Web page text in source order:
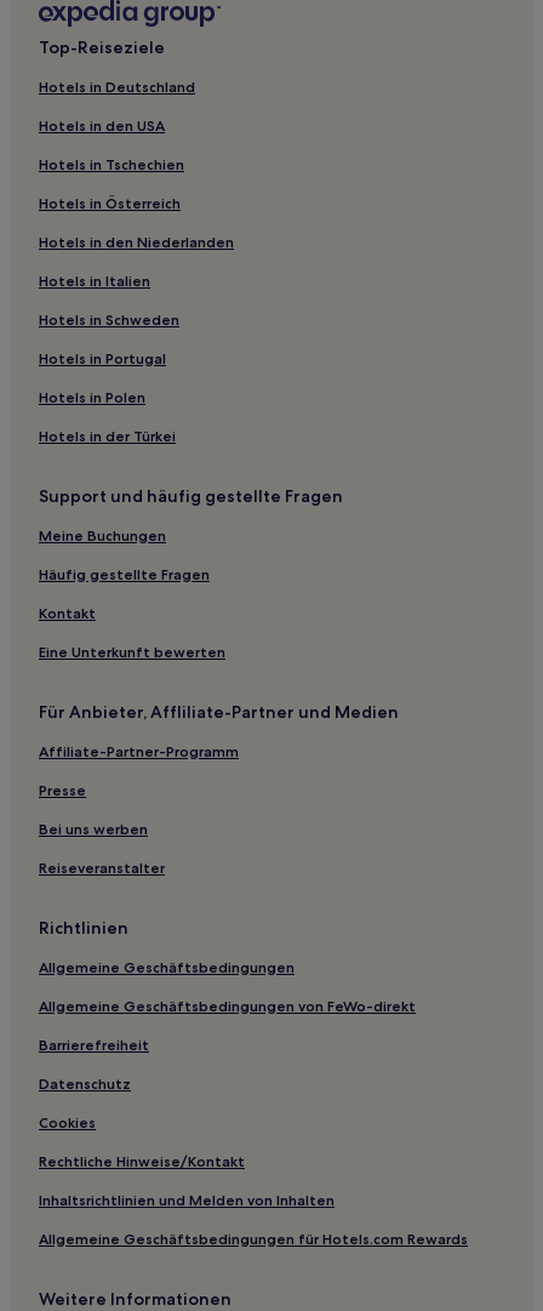
Troubsko Hotels
Ostopovice Hotels
Hotels nahe Brünner Stadtmuseum
Hotels nahe Kunstmuseum von der Gotik bis zum 19.
Jahrhundert
Hotels nahe Villa Tugendhat
Hotels nahe Krautmarkt
Hotels nahe Altes Rathaus
Hotels nahe Museum für Moderne und Zeitgenössische
Hotels nahe Masaryk-Universität
Hotels nahe Casino 777 Brno
Ferienwohnungen in Brno
Gasthäuser in Brno
Familien in Brno
Haustierfreundliche in Brno
Hotels mit Parkplatz in Mikulov
Hotels mit inbegriffenem Frühstück in Mikulov
Business in Mikulov
Haustierfreundliche in Mikulov
Top-Reiseziele
Hotels in Deutschland
Hotels in den USA
Hotels in Tschechien
Hotels in Österreich
Hotels in den Niederlanden
Hotels in Italien
Hotels in Schweden
Hotels in Portugal
Hotels in Polen
Hotels in der Türkei
Support und häufig gestellte Fragen
Meine Buchungen
Häufig gestellte Fragen
Kontakt
Eine Unterkunft bewerten
Für Anbieter, Affliliate-Partner und Medien
Affiliate-Partner-Programm
Presse
Bei uns werben
Reiseveranstalter
Richtlinien
Allgemeine Geschäftsbedingungen
Allgemeine Geschäftsbedingungen von FeWo-direkt
Barrierefreiheit
Datenschutz
Cookies
Rechtliche Hinweise/Kontakt
Inhaltsrichtlinien und Melden von Inhalten
Allgemeine Geschäftsbedingungen für Hotels.com Rewards
Weitere Informationen